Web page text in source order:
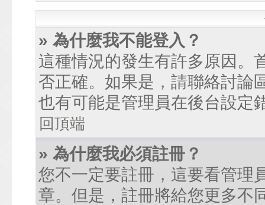
» 為什麼我不能登入？
這種情況的發生有許多原因。
否正確。如果是，請聯絡討論
也有可能是管理員在後台設定
回頂端
» 為什麼我必須註冊？
您不一定要註冊，這要看管理
章。但是，註冊將給您更多不